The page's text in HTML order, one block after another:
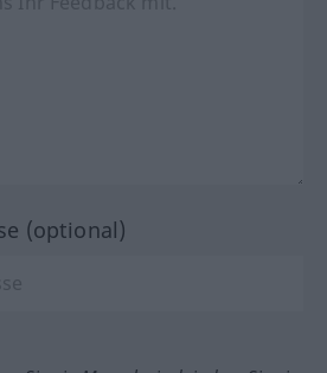
(optional)